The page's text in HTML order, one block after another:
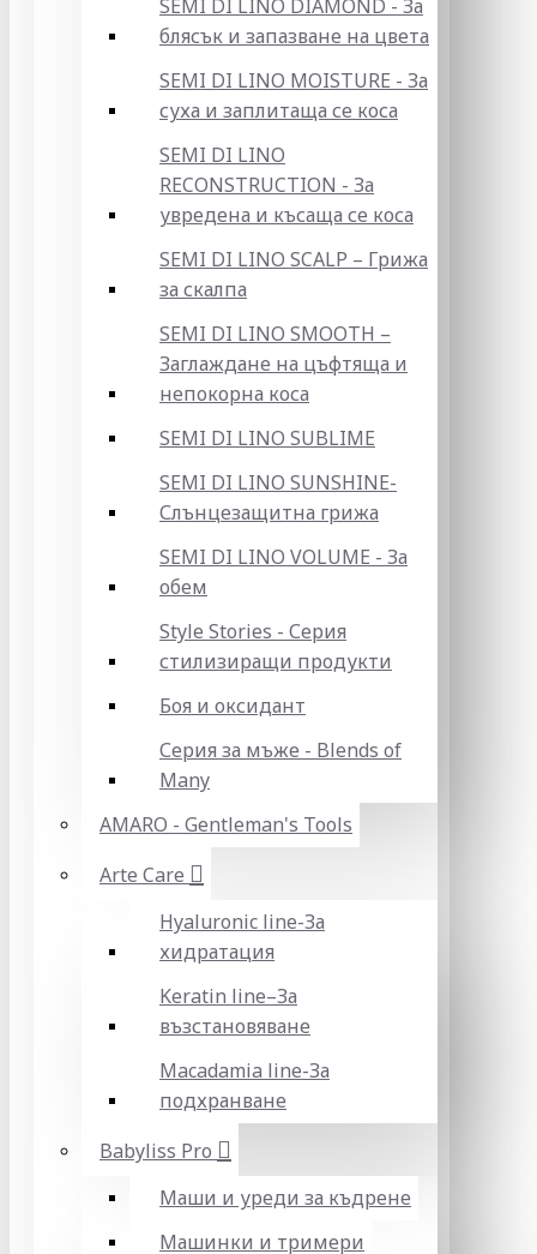
SEMI DI LINO DIAMOND - За
блясък и запазване на цвета
SEMI DI LINO MOISTURE - За
суха и заплитаща се коса
SEMI DI LINO
RECONSTRUCTION - За
увредена и късаща се коса
SEMI DI LINO SCALP – Грижа
за скалпа
SEMI DI LINO SMOOTH –
Заглаждане на цъфтяща и
непокорна коса
SEMI DI LINO SUBLIME
SEMI DI LINO SUNSHINE-
Слънцезащитна грижа
SEMI DI LINO VOLUME - За
обем
Style Stories - Серия
стилизиращи продукти
Боя и оксидант
Серия за мъже - Blends of
Many
AMARO - Gentleman's Tools
Arte Care
Hyaluronic line-За
хидратация
Keratin line–За
възстановяване
Macadamia line-За
подхранване
Babyliss Pro
Маши и уреди за къдрене
Машинки и тримери